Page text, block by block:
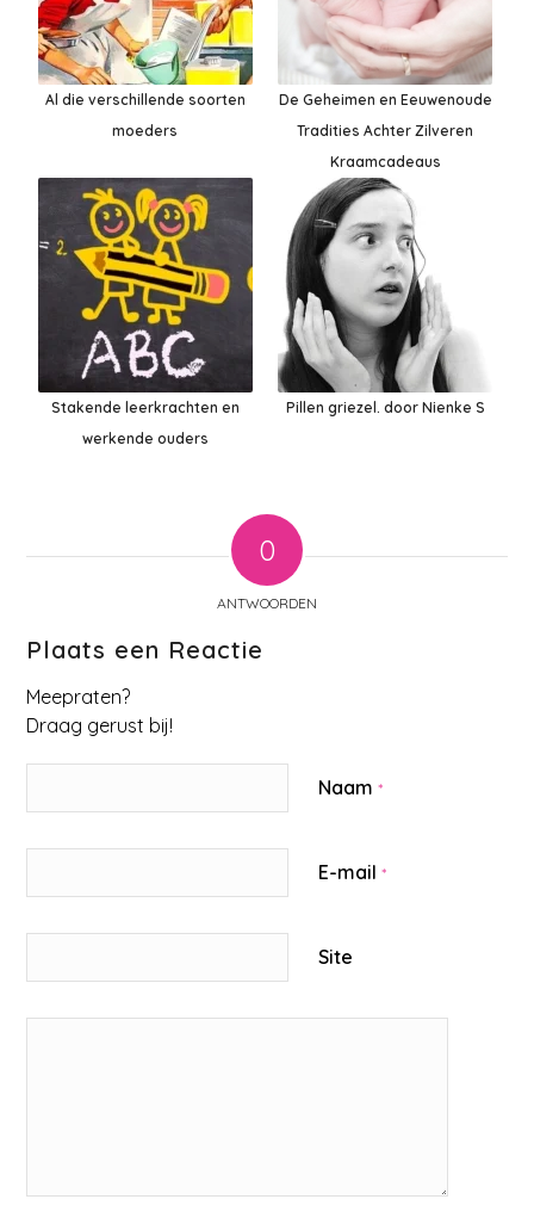
Al die verschillende soorten
moeders
De Geheimen en Eeuwenoude
Tradities Achter Zilveren
Kraamcadeaus
Stakende leerkrachten en
werkende ouders
Pillen griezel. door Nienke S
0
ANTWOORDEN
Plaats een Reactie
Meepraten?
Draag gerust bij!
Naam*
E-mail*
Site